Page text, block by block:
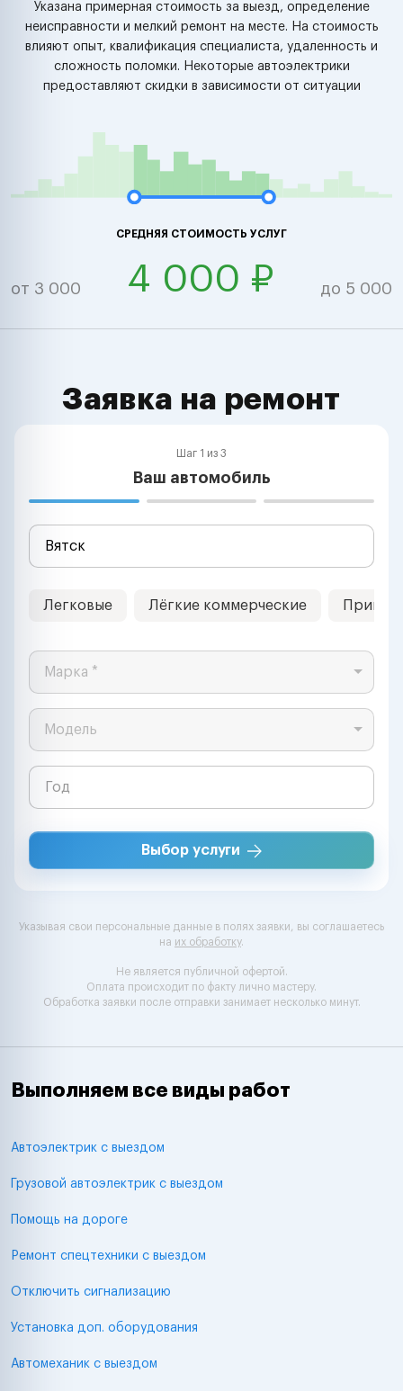
Указана примерная стоимость за выезд, определение
неисправности и мелкий ремонт на месте. На стоимость
влияют опыт, квалификация специалиста, удаленность и
сложность поломки. Некоторые автоэлектрики
предоставляют скидки в зависимости от ситуации
СРЕДНЯЯ СТОИМОСТЬ УСЛУГ
от 3 000 4 000 ₽ до 5 000
Заявка на ремонт
Шаг 1 из 3
Ваш автомобиль
Легковые Лёгкие коммерческие
Марка *
Модель
Выбор услуги
Указывая свои персональные данные в полях заявки, вы соглашаетесь
на их обработку.
Не является публичной офертой.
Оплата происходит по факту лично мастеру.
Обработка заявки после отправки занимает несколько минут.
Выполняем все виды работ
Автоэлектрик с выездом
Грузовой автоэлектрик с выездом
Помощь на дороге
Ремонт спецтехники с выездом
Отключить сигнализацию
Установка доп. оборудования
Автомеханик с выездом